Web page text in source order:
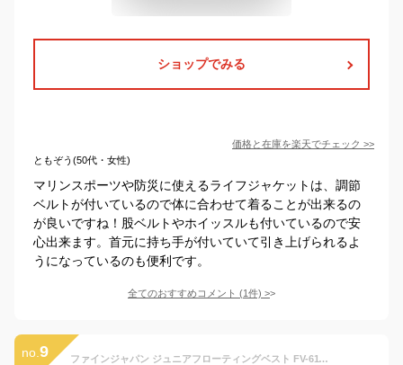
ショップでみる
価格と在庫を楽天でチェック >>
ともぞう(50代・女性)
マリンスポーツや防災に使えるライフジャケットは、調節
ベルトが付いているので体に合わせて着ることが出来るの
が良いですね！股ベルトやホイッスルも付いているので安
心出来ます。首元に持ち手が付いていて引き上げられるよ
うになっているのも便利です。
全てのおすすめコメント (1件) >
no. 9 ファインジャパン ジュニアフローティングベスト FV-6116 こども用 釣り 川遊び 水遊び用 反射材付き 調整可能ベルト メッシュ素材 ホイッスル付き (ピンク, S)